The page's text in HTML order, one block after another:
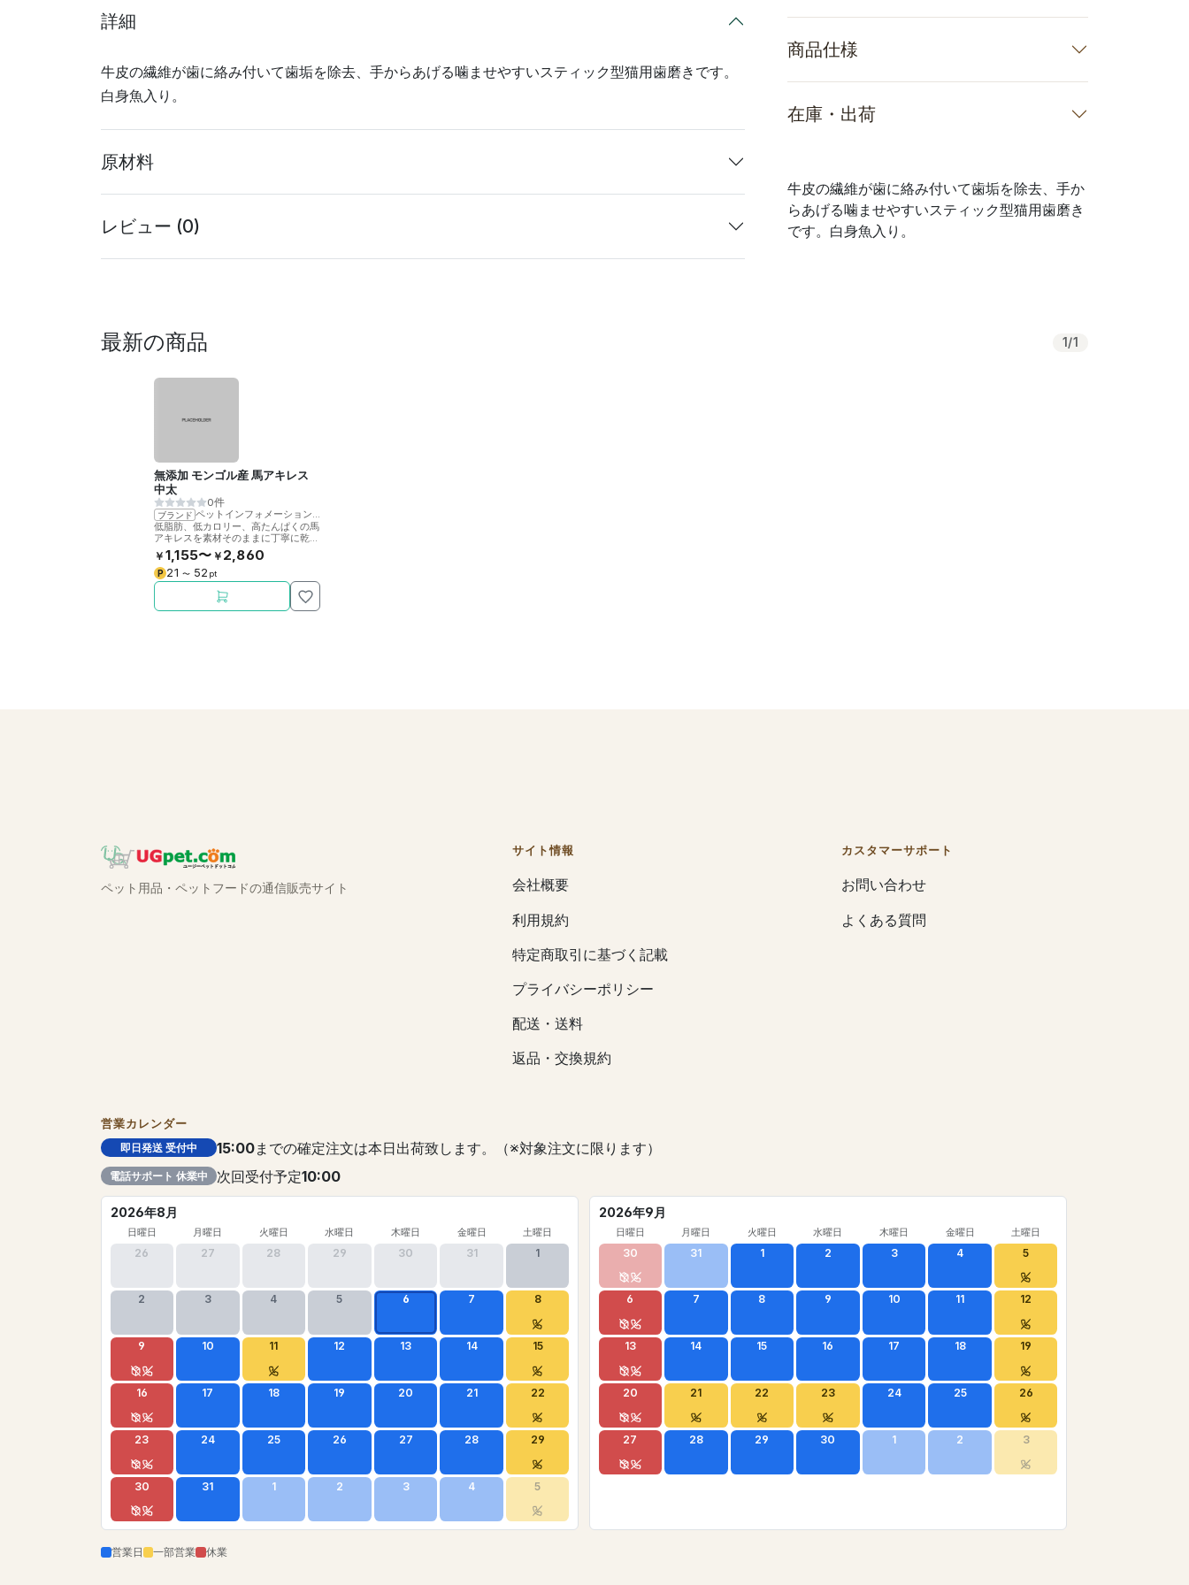
商品仕様
在庫・出荷
牛皮の繊維が歯に絡み付いて歯垢を除去、手か
らあげる噛ませやすいスティック型猫用歯磨き
です。白身魚入り。
詳細
牛皮の繊維が歯に絡み付いて歯垢を除去、手からあげる噛ませやすいスティック型猫用歯磨きです。
白身魚入り。
原材料
レビュー (0)
最新の商品 1 /1
無添加 モンゴル産 馬アキレス
中太
0件
ブランド
ペットインフォメーションラック
低脂肪、低カロリー、高たんぱくの馬
アキレスを素材そのままに丁寧に乾燥
させました。噛むことで歯の健康をサ
ポート。
￥ 1,155〜 ￥ 2,860
P 21 〜 52 pt
ペット用品・ペットフードの通信販売サイト
サイト情報
会社概要
利用規約
特定商取引に基づく記載
プライバシーポリシー
配送・送料
返品・交換規約
カスタマーサポート
お問い合わせ
よくある質問
営業カレンダー
即日発送 受付中 15:00までの確定注文は本日出荷致します。（※対象注文に限ります）
電話サポート 休業中 次回受付予定10:00
2026年8月
日曜日 月曜日 火曜日 水曜日 木曜日 金曜日 土曜日
26 27 28 29 30 31 1
2 3 4 5 6 7 8
9 10 11 12 13 14 15
16 17 18 19 20 21 22
23 24 25 26 27 28 29
30 31 1 2 3 4 5
2026年9月
日曜日 月曜日 火曜日 水曜日 木曜日 金曜日 土曜日
30 31 1 2 3 4 5
6 7 8 9 10 11 12
13 14 15 16 17 18 19
20 21 22 23 24 25 26
27 28 29 30 1 2 3
営業日 一部営業 休業